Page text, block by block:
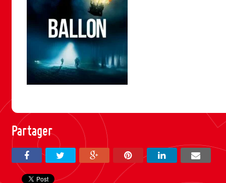
Partager